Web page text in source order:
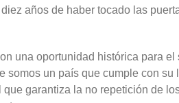
años de haber tocado las
una oportunidad histórica para
somos un país que cumple con
que garantiza la no repetición de